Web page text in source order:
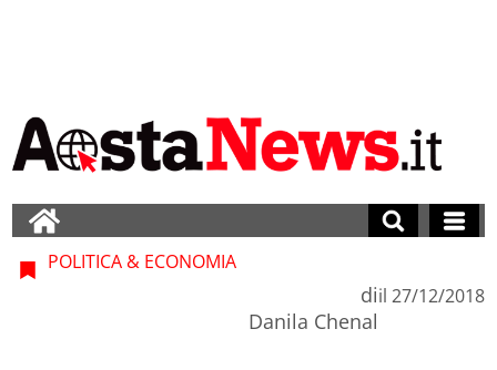
POLITICA & ECONOMIA
di
Danila Chenal
il 27/12/2018